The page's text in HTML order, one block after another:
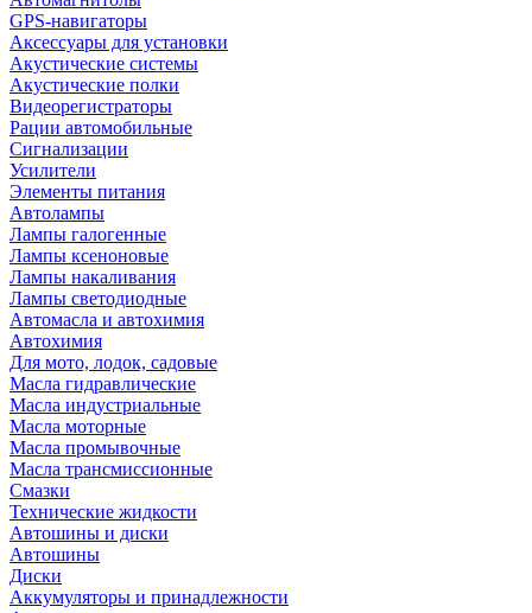
GPS-навигаторы
Аксессуары для установки
Акустические системы
Акустические полки
Видеорегистраторы
Рации автомобильные
Сигнализации
Усилители
Элементы питания
Автолампы
Лампы галогенные
Лампы ксеноновые
Лампы накаливания
Лампы светодиодные
Автомасла и автохимия
Автохимия
Для мото, лодок, садовые
Масла гидравлические
Масла индустриальные
Масла моторные
Масла промывочные
Масла трансмиссионные
Смазки
Технические жидкости
Автошины и диски
Автошины
Диски
Аккумуляторы и принадлежности